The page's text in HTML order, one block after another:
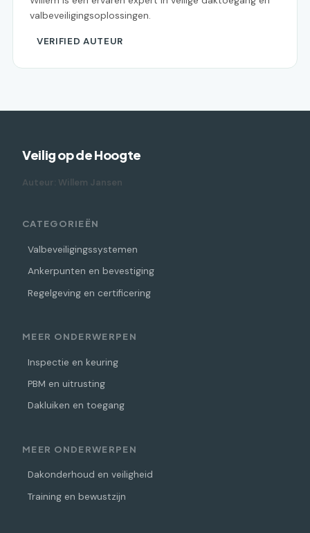
valbeveiligingsoplossingen.
VERIFIED AUTEUR
Veilig op de Hoogte
Auteur: Willem Jansen
CATEGORIEËN
Valbeveiligingssystemen
Ankerpunten en bevestiging
Regelgeving en certificering
MEER ONDERWERPEN
Inspectie en keuring
PBM en uitrusting
Dakluiken en toegang
MEER ONDERWERPEN
Dakonderhoud en veiligheid
Training en bewustzijn